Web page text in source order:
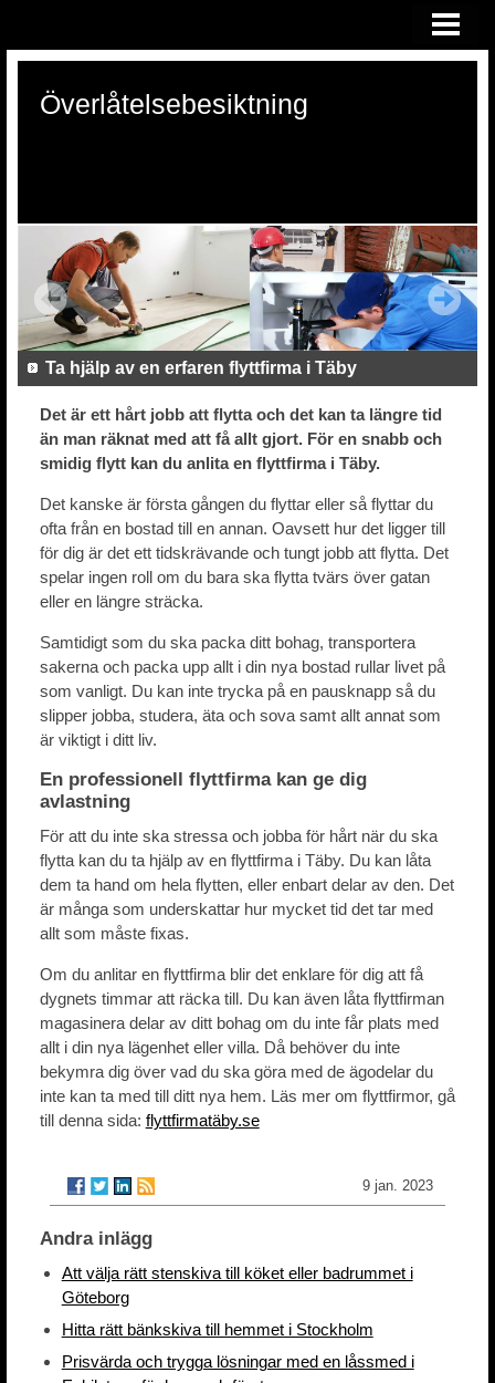
KONSULTATION VID RÄTTSTVIST
Överlåtelsebesiktning
Ta hjälp av en erfaren flyttfirma i Täby
Det är ett hårt jobb att flytta och det kan ta längre tid
än man räknat med att få allt gjort. För en snabb och
smidig flytt kan du anlita en flyttfirma i Täby.
Det kanske är första gången du flyttar eller så flyttar du
ofta från en bostad till en annan. Oavsett hur det ligger till
för dig är det ett tidskrävande och tungt jobb att flytta. Det
spelar ingen roll om du bara ska flytta tvärs över gatan
eller en längre sträcka.
Samtidigt som du ska packa ditt bohag, transportera
sakerna och packa upp allt i din nya bostad rullar livet på
som vanligt. Du kan inte trycka på en pausknapp så du
slipper jobba, studera, äta och sova samt allt annat som
är viktigt i ditt liv.
En professionell flyttfirma kan ge dig
avlastning
För att du inte ska stressa och jobba för hårt när du ska
flytta kan du ta hjälp av en flyttfirma i Täby. Du kan låta
dem ta hand om hela flytten, eller enbart delar av den. Det
är många som underskattar hur mycket tid det tar med
allt som måste fixas.
Om du anlitar en flyttfirma blir det enklare för dig att få
dygnets timmar att räcka till. Du kan även låta flyttfirman
magasinera delar av ditt bohag om du inte får plats med
allt i din nya lägenhet eller villa. Då behöver du inte
bekymra dig över vad du ska göra med de ägodelar du
inte kan ta med till ditt nya hem. Läs mer om flyttfirmor, gå
till denna sida: flyttfirmatäby.se
9 jan. 2023
Andra inlägg
Att välja rätt stenskiva till köket eller badrummet i
Göteborg
Hitta rätt bänkskiva till hemmet i Stockholm
Prisvärda och trygga lösningar med en låssmed i